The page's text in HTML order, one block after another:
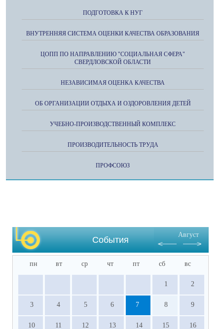
ПОДГОТОВКА К НУГ
ВНУТРЕННЯЯ СИСТЕМА ОЦЕНКИ КАЧЕСТВА ОБРАЗОВАНИЯ
ЦОПП ПО НАПРАВЛЕНИЮ "СОЦИАЛЬНАЯ СФЕРА"
СВЕРДЛОВСКОЙ ОБЛАСТИ
НЕЗАВИСИМАЯ ОЦЕНКА КАЧЕСТВА
ОБ ОРГАНИЗАЦИИ ОТДЫХА И ОЗДОРОВЛЕНИЯ ДЕТЕЙ
УЧЕБНО-ПРОИЗВОДСТВЕННЫЙ КОМПЛЕКС
ПРОИЗВОДИТЕЛЬНОСТЬ ТРУДА
ПРОФСОЮЗ
События
Август
пн вт ср чт пт сб вс
1 2
3 4 5 6 7 8 9
10 11 12 13 14 15 16